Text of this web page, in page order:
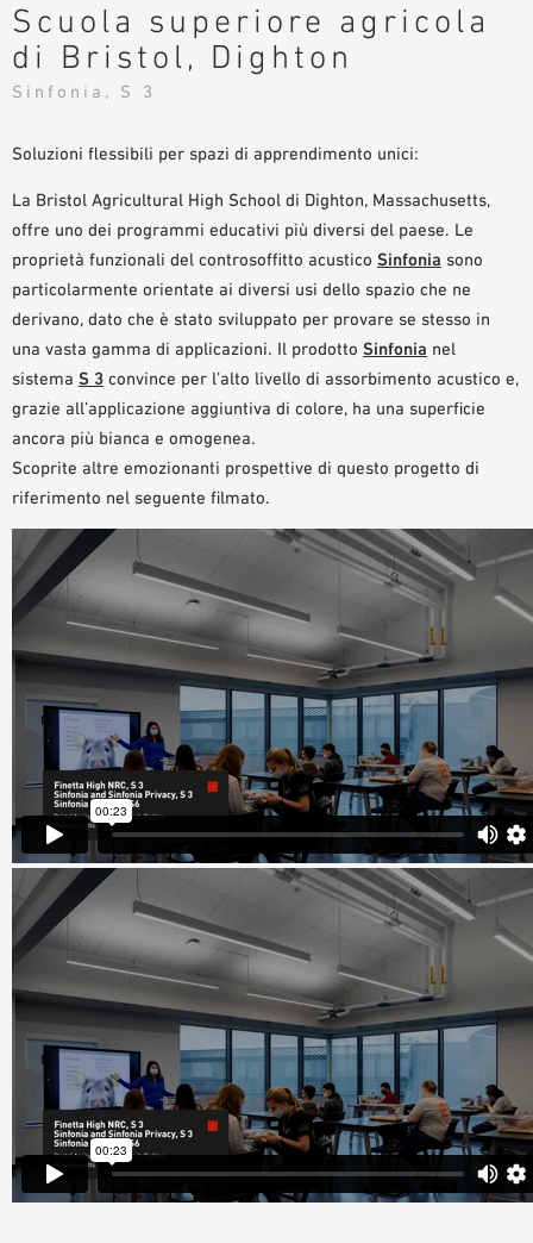
VIDEO
ORDINE CAMPIONE
Scuola superiore agricola
di Bristol, Dighton
Sinfonia, S 3
Soluzioni flessibili per spazi di apprendimento unici:
La Bristol Agricultural High School di Dighton, Massachusetts,
offre uno dei programmi educativi più diversi del paese. Le
proprietà funzionali del controsoffitto acustico Sinfonia sono
particolarmente orientate ai diversi usi dello spazio che ne
derivano, dato che è stato sviluppato per provare se stesso in
una vasta gamma di applicazioni. Il prodotto Sinfonia nel
sistema S 3 convince per l’alto livello di assorbimento acustico e,
grazie all’applicazione aggiuntiva di colore, ha una superficie
ancora più bianca e omogenea.
Scoprite altre emozionanti prospettive di questo progetto di
riferimento nel seguente filmato.